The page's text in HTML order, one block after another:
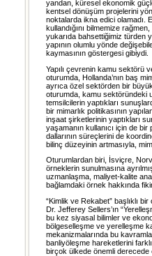
yandan, küresel ekonomik
kentsel dönüşüm projelerini
noktalarda ikna edici olamadı.
kullandığını bilmemize
yukarıda bahsettiğimiz türden
yapının olumlu yönde
kaymasının göstergesi gibiydi.
Yapılı çevrenin kamu sektörü
oturumda, Hollanda’nın baş
ayrıca özel sektörden bir
oturumda, kamu sektöründeki
temsilcilerin yaptıkları
bir mimarlık politikasının
inşaat şirketlerinin yaptıkları
yaşamanın kullanıcı için de
dallarının süreçlerini de
bilinç düzeyinin artmasıyla,
Oturumlardan biri, İsviçre,
örneklerin sunulmasına
uzmanlaşma, maliyet-kalite
bağlamdaki örnek hakkında
“Kimlik ve Rekabet” başlıklı
Dr. Jefferey Sellers’ın
bu kez siyasal bilimler ve
bölgeselleşme ve yerelleşme
mekanizmalarında bu
banliyöleşme hareketlerini
birçok ülkede önemli derecede